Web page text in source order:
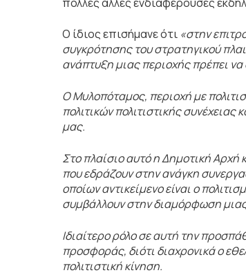
Ο ίδιος επισήμανε ότι «στην
συγκρότησης του στρατηγικού
ανάπτυξη μιας περιοχής πρέπει
Ο Μυλοπόταμος, περιοχή με
πολιτικών πολιτιστικής
μας.
Στο πλαίσιο αυτό η Δημοτική
που εδράζουν στην ανάγκη
οποίων αντικείμενο είναι ο
συμβάλλουν στην διαμόρφωση
Ιδιαίτερο ρόλο σε αυτή την
προσφοράς, διότι διαχρονικά ο
πολιτιστική κίνηση.